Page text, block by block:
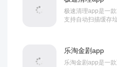
极速清理app是一
支持自动扫描缓存
乐淘金剧app
乐淘金剧app是一